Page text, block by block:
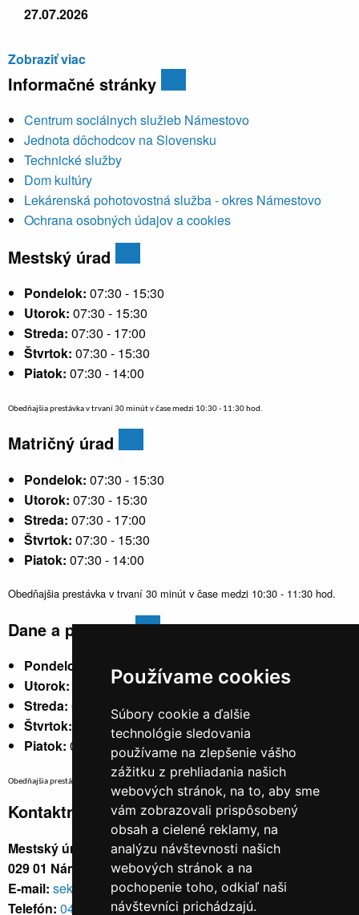
Používame cookies
Súbory cookie a ďalšie
technológie sledovania
používame na zlepšenie vášho
zážitku z prehliadania našich
webových stránok, na to, aby sme
vám zobrazovali prispôsobený
obsah a cielené reklamy, na
analýzu návštevnosti našich
webových stránok a na
pochopenie toho, odkiaľ naši
návštevníci prichádzajú.
27.07.2026
Zobraziť viac
Informačné stránky
Centrum sociálnych služieb Námestovo
Jednota dôchodcov na Slovensku
Technické služby
Dom kultúry
Lekárenská pohotovostná služba - okres Námestovo
Ochrana osobných údajov a cookies
Mestský úrad
Pondelok: 07:30 - 15:30
Utorok: 07:30 - 15:30
Streda: 07:30 - 17:00
Štvrtok: 07:30 - 15:30
Piatok: 07:30 - 14:00
Obedňajšia prestávka v trvaní 30 minút v čase medzi 10:30 - 11:30 hod.
Matričný úrad
Pondelok: 07:30 - 15:30
Utorok: 07:30 - 15:30
Streda: 07:30 - 17:00
Štvrtok: 07:30 - 15:30
Piatok: 07:30 - 14:00
Obedňajšia prestávka v trvaní 30 minút v čase medzi 10:30 - 11:30 hod.
Dane a poplatky
Pondelok:
07:30 - 15:30
Utorok:
nestránkový
Streda: 07:30 - 17:00
Štvrtok:
nestránkový
Piatok: 07:30 - 14:00
Obedňajšia prestávka v trvaní 30 minút v čase medzi 10:30 - 11:30 hod.
Kontaktné údaje
Mestský úrad, Cyrila a Metoda 329/6,
029 01 Námestovo
E-mail: sekretariat@namestovo.sk
Telefón: 043 5504711